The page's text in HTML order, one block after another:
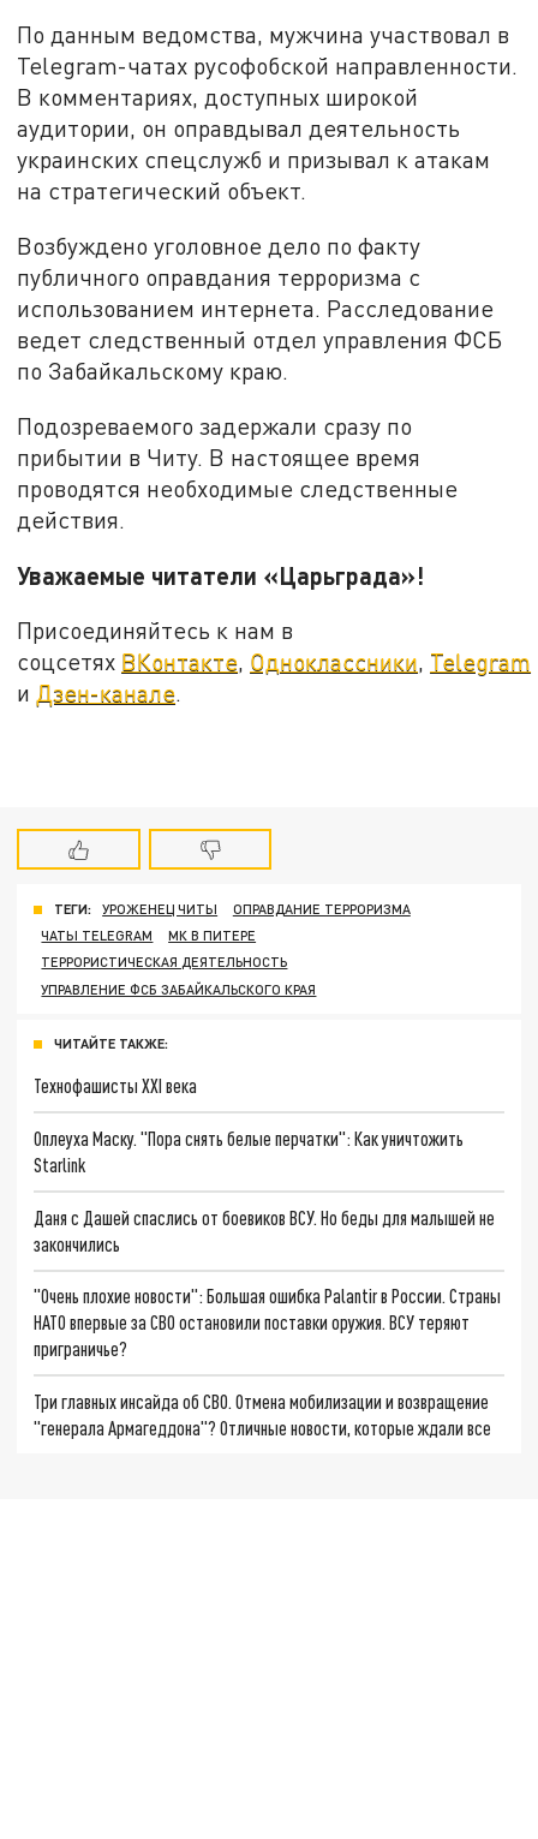
По данным ведомства, мужчина участвовал в
Telegram-чатах русофобской направленности.
В комментариях, доступных широкой
аудитории, он оправдывал деятельность
украинских спецслужб и призывал к атакам
на стратегический объект.
Возбуждено уголовное дело по факту
публичного оправдания терроризма с
использованием интернета. Расследование
ведет следственный отдел управления ФСБ
по Забайкальскому краю.
Подозреваемого задержали сразу по
прибытии в Читу. В настоящее время
проводятся необходимые следственные
действия.
Уважаемые читатели «Царьграда»!
Присоединяйтесь к нам в
соцсетях ВКонтакте, Одноклассники, Telegram
и Дзен-канале.
ТЕГИ: УРОЖЕНЕЦ ЧИТЫ
ОПРАВДАНИЕ ТЕРРОРИЗМА
ЧАТЫ TELEGRAM
МК В ПИТЕРЕ
ТЕРРОРИСТИЧЕСКАЯ ДЕЯТЕЛЬНОСТЬ
УПРАВЛЕНИЕ ФСБ ЗАБАЙКАЛЬСКОГО КРАЯ
ЧИТАЙТЕ ТАКЖЕ:
Технофашисты XXI века
Оплеуха Маску. "Пора снять белые перчатки": Как уничтожить
Starlink
Даня с Дашей спаслись от боевиков ВСУ. Но беды для малышей не
закончились
"Очень плохие новости": Большая ошибка Palantir в России. Страны
НАТО впервые за СВО остановили поставки оружия. ВСУ теряют
приграничье?
Три главных инсайда об СВО. Отмена мобилизации и возвращение
"генерала Армагеддона"? Отличные новости, которые ждали все